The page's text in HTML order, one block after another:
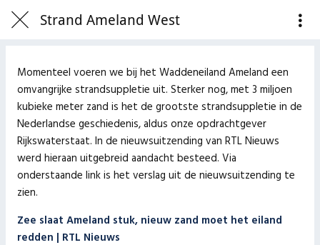
Strand Ameland West
Momenteel voeren we bij het Waddeneiland Ameland een
omvangrijke strandsuppletie uit. Sterker nog, met 3 miljoen
kubieke meter zand is het de grootste strandsuppletie in de
Nederlandse geschiedenis, aldus onze opdrachtgever
Rijkswaterstaat. In de nieuwsuitzending van RTL Nieuws
werd hieraan uitgebreid aandacht besteed. Via
onderstaande link is het verslag uit de nieuwsuitzending te
zien.
Zee slaat Ameland stuk, nieuw zand moet het eiland
redden | RTL Nieuws